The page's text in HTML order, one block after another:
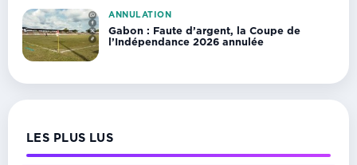
ANNULATION
Gabon : Faute d’argent, la Coupe de
l’Indépendance 2026 annulée
LES PLUS LUS